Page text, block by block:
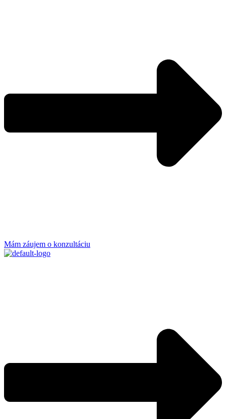
Mám záujem o konzultáciu